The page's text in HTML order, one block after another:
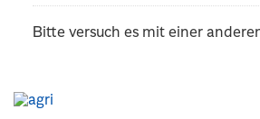
Bitte versuch es mit einer